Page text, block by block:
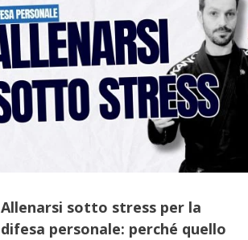
Allenarsi sotto stress per la
difesa personale: perché quello